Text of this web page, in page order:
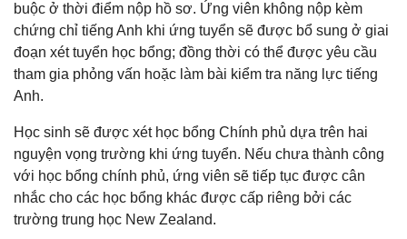
buộc ở thời điểm nộp hồ sơ. Ứng viên không nộp kèm
chứng chỉ tiếng Anh khi ứng tuyển sẽ được bổ sung ở giai
đoạn xét tuyển học bổng; đồng thời có thể được yêu cầu
tham gia phỏng vấn hoặc làm bài kiểm tra năng lực tiếng
Anh.
Học sinh sẽ được xét học bổng Chính phủ dựa trên hai
nguyện vọng trường khi ứng tuyển. Nếu chưa thành công
với học bổng chính phủ, ứng viên sẽ tiếp tục được cân
nhắc cho các học bổng khác được cấp riêng bởi các
trường trung học New Zealand.